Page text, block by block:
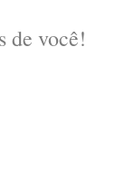
de você!